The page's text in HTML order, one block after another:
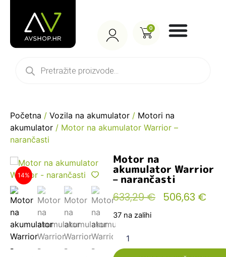
0
Početna / Vozila na akumulator / Motori na
akumulator / Motor na akumulator Warrior –
narančasti
14%
Motor na
akumulator Warrior
– narančasti
633,29€ 506,63 €
37 na zalihi